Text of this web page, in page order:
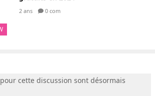
2 ans 0 com
cette discussion sont désormais